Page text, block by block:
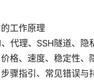
工作原理
代理、SSH隧道、隐
格、速度、稳定性、
骤指引、常见错误与